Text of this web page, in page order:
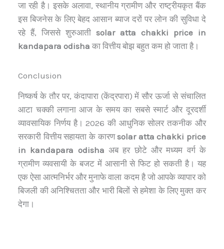
जा रही है। इसके अलावा, स्थानीय ग्रामीण और राष्ट्रीयकृत बैंक
इस बिजनेस के लिए बेहद आसान ब्याज दरों पर लोन की सुविधा दे
रहे हैं, जिससे शुरुआती solar atta chakki price in
kandapara odisha का वित्तीय बोझ बहुत कम हो जाता है।
Conclusion
निष्कर्ष के तौर पर, कंदापारा (केंद्रपारा) में सौर ऊर्जा से संचालित
आटा चक्की लगाना आज के समय का सबसे स्मार्ट और दूरदर्शी
व्यावसायिक निर्णय है। 2026 की आधुनिक सोलर तकनीक और
सरकारी वित्तीय सहायता के कारणsolar atta chakki price
in kandapara odisha अब हर छोटे और मध्यम वर्ग के
ग्रामीण व्यवसायी के बजट में आसानी से फिट हो सकती है। यह
एक ऐसा आत्मनिर्भर और मुनाफे वाला कदम है जो आपके व्यापार को
बिजली की अनिश्चितता और भारी बिलों से हमेशा के लिए मुक्त कर
देगा।